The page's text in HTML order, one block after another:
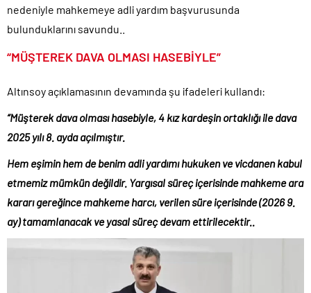
nedeniyle mahkemeye adli yardım başvurusunda
bulunduklarını savundu..
“MÜŞTEREK DAVA OLMASI HASEBİYLE”
Altınsoy açıklamasının devamında şu ifadeleri kullandı:
“Müşterek dava olması hasebiyle, 4 kız kardeşin ortaklığı ile dava
2025 yılı 8. ayda açılmıştır.
Hem eşimin hem de benim adli yardımı hukuken ve vicdanen kabul
etmemiz mümkün değildir. Yargısal süreç içerisinde mahkeme ara
kararı gereğince mahkeme harcı, verilen süre içerisinde (2026 9.
ay) tamamlanacak ve yasal süreç devam ettirilecektir..